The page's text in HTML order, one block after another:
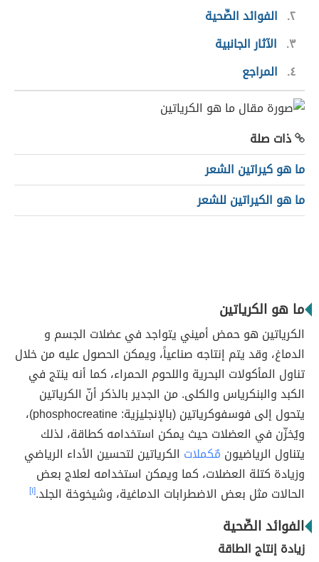
٢ الفوائد الصِّحية
٣
الآثار الجانبية
٤
المراجع
ذات صلة
ما هو كيراتين الشعر
ما هو الكيراتين للشعر
ما هو الكرياتين
الكرياتين هو حمض أميني يتواجد في عضلات الجسم و
الدماغ، وقد يتم إنتاجه صناعياً، ويمكن الحصول عليه من خلال
تناول المأكولات البحرية واللحوم الحمراء، كما أنه ينتج في
الكبد والبنكرياس والكلى. من الجدير بالذكر أنّ الكرياتين
يتحول إلى فوسفوكرياتين (بالإنجليزية: phosphocreatine)،
ويُخزّن في العضلات حيث يمكن استخدامه كطاقة، لذلك
يتناول الرياضيون مٌكملات الكرياتين لتحسين الأداء الرياضي
وزيادة كتلة العضلات، كما ويمكن استخدامه لعلاج بعض
الحالات مثل بعض الاضطرابات الدماغية، وشيخوخة الجلد.[١]
الفوائد الصِّحية
زيادة إنتاج الطاقة